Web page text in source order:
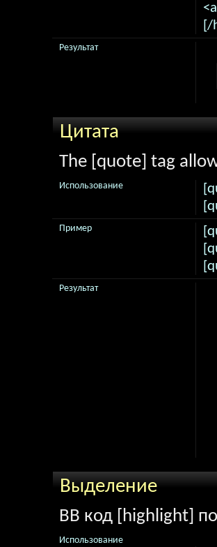
[/
Результат
Цитата
The [quote] tag
Использование
Пример
Результат
Выделение
BB код [highlight]
Использование